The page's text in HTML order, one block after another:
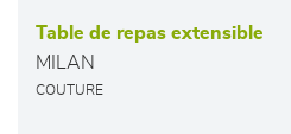
Table de repas extensible
MILAN
COUTURE